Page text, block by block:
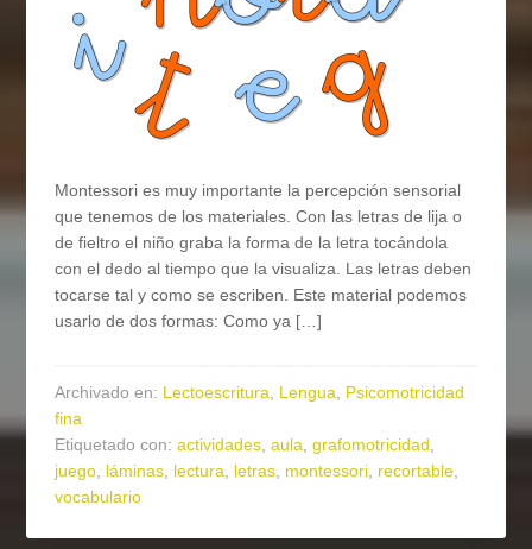
Montessori es muy importante la percepción sensorial
que tenemos de los materiales. Con las letras de lija o
de fieltro el niño graba la forma de la letra tocándola
con el dedo al tiempo que la visualiza. Las letras deben
tocarse tal y como se escriben. Este material podemos
usarlo de dos formas: Como ya […]
Archivado en: Lectoescritura, Lengua, Psicomotricidad
fina
Etiquetado con:actividades,aula,grafomotricidad,
juego, láminas, lectura, letras, montessori, recortable,
vocabulario